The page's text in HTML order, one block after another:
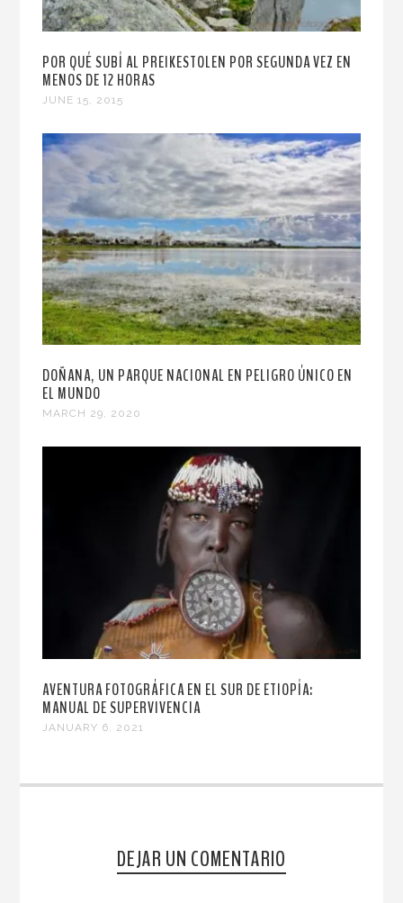
POR QUÉ SUBÍ AL PREIKESTOLEN POR SEGUNDA VEZ EN
MENOS DE 12 HORAS
JUNE 15, 2015
DOÑANA, UN PARQUE NACIONAL EN PELIGRO ÚNICO EN
EL MUNDO
MARCH 29, 2020
AVENTURA FOTOGRÁFICA EN EL SUR DE ETIOPÍA:
MANUAL DE SUPERVIVENCIA
JANUARY 6, 2021
DEJAR UN COMENTARIO